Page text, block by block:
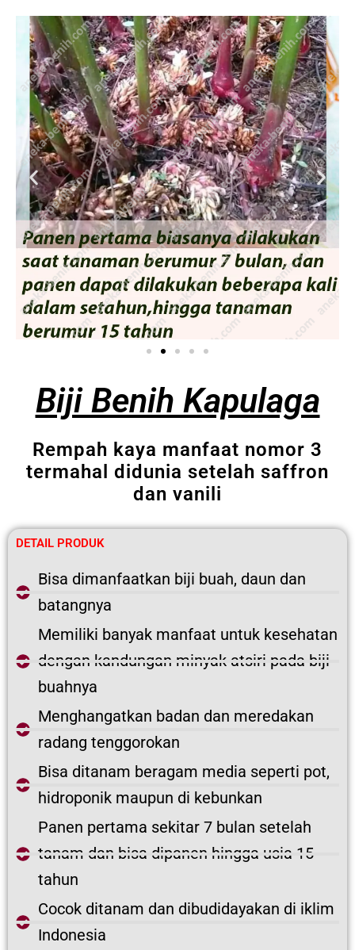
Biji Benih Kapulaga
Rempah kaya manfaat nomor 3
termahal didunia setelah saffron
dan vanili
DETAIL PRODUK
Bisa dimanfaatkan biji buah, daun dan
batangnya
Memiliki banyak manfaat untuk kesehatan
dengan kandungan minyak atsiri pada biji
buahnya
Menghangatkan badan dan meredakan
radang tenggorokan
Bisa ditanam beragam media seperti pot,
hidroponik maupun di kebunkan
Panen pertama sekitar 7 bulan setelah
tanam dan bisa dipanen hingga usia 15
tahun
Cocok ditanam dan dibudidayakan di iklim
Indonesia